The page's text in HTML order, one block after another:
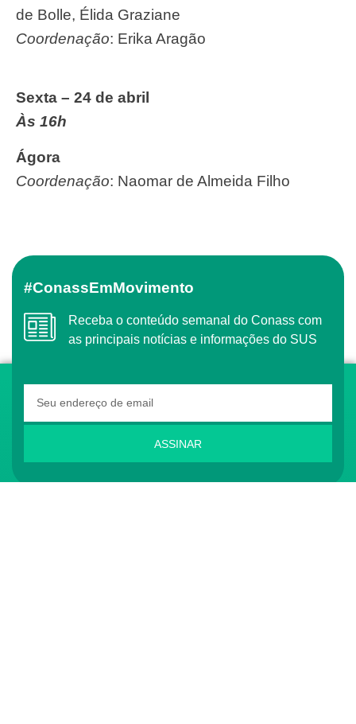
de Bolle, Élida Graziane
Coordenação: Erika Aragão
Sexta – 24 de abril
Às 16h
Ágora
Coordenação: Naomar de Almeida Filho
#ConassEmMovimento
Receba o conteúdo semanal do Conass com
as principais notícias e informações do SUS
ASSINAR